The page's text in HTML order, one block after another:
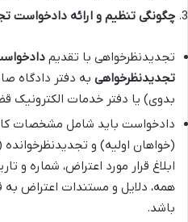
چگونگی تنظیم و ارائه دادخواست
تجدیدنظرخواهی با تقدیم
تجدیدنظرخواهی به دفتر دادگاه
بدوی) یا دفتر خدمات الکترونیک
دادخواست باید شامل مشخصات
(خواهان اولیه) و تجدیدنظرخوانده
ابلاغ قرار مورد اعتراض، شماره و
همه، دلایل و مستندات اعتراض به
باشد.